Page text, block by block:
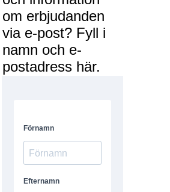
om erbjudanden
via e-post? Fyll i
namn och e-
postadress här.